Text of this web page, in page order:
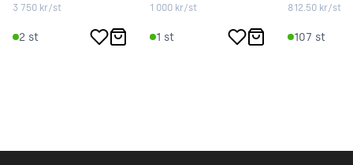
3 750 kr/st
2 st
1 000 kr/st
1 st
812.50kr/st
107 st